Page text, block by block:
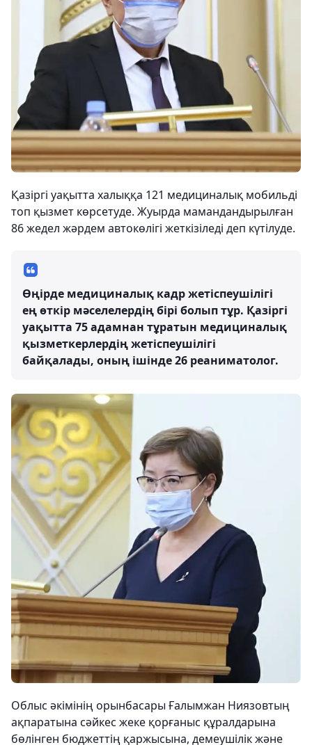
Қазіргі уақытта халыққа 121 медициналық мобильді
топ қызмет көрсетуде. Жуырда мамандандырылған
86 жедел жәрдем автокөлігі жеткізіледі деп күтілуде.
Өңірде медициналық кадр жетіспеушілігі
ең өткір мәселелердің бірі болып тұр. Қазіргі
уақытта 75 адамнан тұратын медициналық
қызметкерлердің жетіспеушілігі
байқалады, оның ішінде 26 реаниматолог.
Облыс әкімінің орынбасары Ғалымжан Ниязовтың
ақпаратына сәйкес жеке қорғаныс құралдарына
бөлінген бюджеттің қаржысына, демеушілік және